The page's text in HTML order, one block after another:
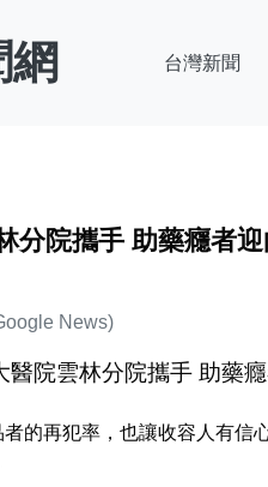
台灣新聞
分院攜手 助藥癮者
News)
醫院雲林分院攜手 助藥
的再犯率，也讓收容人有信